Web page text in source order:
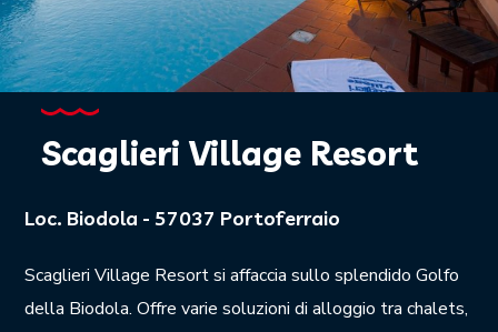
Scaglieri Village Resort
Loc. Biodola - 57037 Portoferraio
Scaglieri Village Resort si affaccia sullo splendido Golfo
della Biodola. Offre varie soluzioni di alloggio tra chalets,